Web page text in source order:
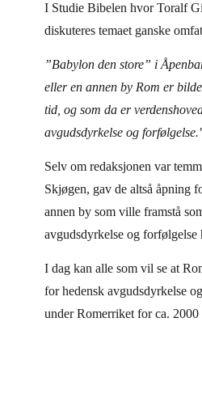
I Studie Bibelen hvor Toralf
diskuteres temaet ganske
”Babylon den store” i
eller en annen by Rom er
tid, og som da er
avgudsdyrkelse og
Selv om redaksjonen var
Skjøgen, gav de altså åpning
annen by som ville framstå
avgudsdyrkelse og forfølgelse
I dag kan alle som vil se at
for hedensk avgudsdyrkelse
under Romerriket for ca. 2000